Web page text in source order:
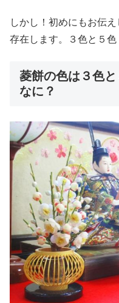
しかし！初めにもお伝
存在します。３色と５
菱餅の色は３色
なに？